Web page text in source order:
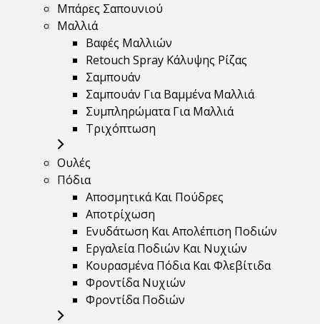
Μπάρες Σαπουνιού
Μαλλιά
Βαφές Μαλλιών
Retouch Spray Κάλυψης Ρίζας
Σαμπουάν
Σαμπουάν Για Βαμμένα Μαλλιά
Συμπληρώματα Για Μαλλιά
Τριχόπτωση
Ουλές
Πόδια
Αποσμητικά Και Πούδρες
Αποτρίχωση
Ενυδάτωση Και Απολέπιση Ποδιών
Εργαλεία Ποδιών Και Νυχιών
Κουρασμένα Πόδια Και Φλεβίτιδα
Φροντίδα Νυχιών
Φροντίδα Ποδιών